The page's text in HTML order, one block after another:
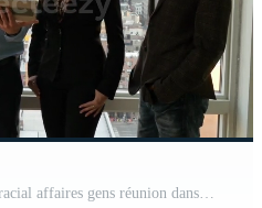
groupe de Jeune diverse multiracial affaires gens réunion dans ville Bureau Vidéo Pro